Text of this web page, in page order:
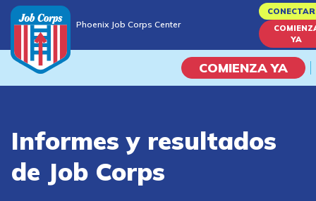
to
content
Phoenix Job Corps Center
YA
COMIENZA YA
Vida En El Campus
Habilidades académicas
Informes y resultados
de Job Corps